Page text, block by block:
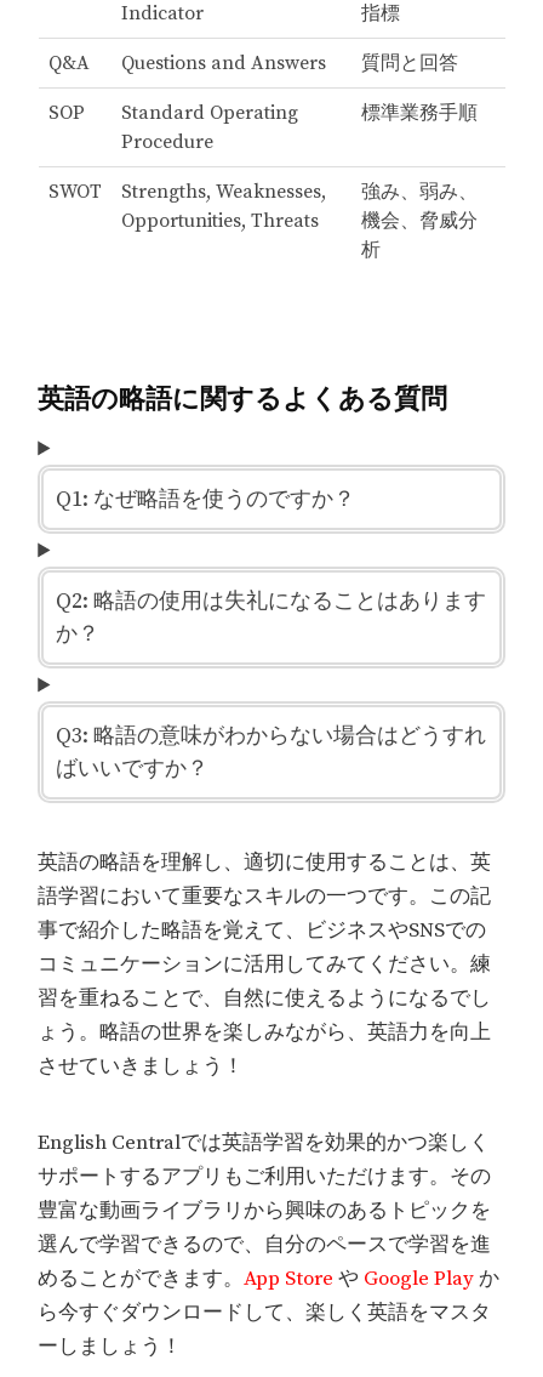
Indicator
指標
Q&A Questions and Answers 質問と回答
SOP
Standard Operating
Procedure
標準業務手順
SWOT
Strengths, Weaknesses,
Opportunities, Threats
強み、弱み、
機会、脅威分
析
英語の略語に関するよくある質問
Q1: なぜ略語を使うのですか？
Q2: 略語の使用は失礼になることはあります
か？
Q3: 略語の意味がわからない場合はどうすれ
ばいいですか？
英語の略語を理解し、適切に使用することは、英
語学習において重要なスキルの一つです。この記
事で紹介した略語を覚えて、ビジネスやSNSでの
コミュニケーションに活用してみてください。練
習を重ねることで、自然に使えるようになるでし
ょう。略語の世界を楽しみながら、英語力を向上
させていきましょう！
English Centralでは英語学習を効果的かつ楽しく
サポートするアプリもご利用いただけます。その
豊富な動画ライブラリから興味のあるトピックを
選んで学習できるので、自分のペースで学習を進
めることができます。App Store や Google Playか
ら今すぐダウンロードして、楽しく英語をマスタ
ーしましょう！